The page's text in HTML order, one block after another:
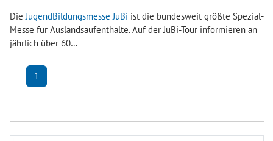
DieJugendBildungsmesse JuBi ist die bundesweit größte Spezial-
Messe für Auslandsaufenthalte. Auf der JuBi-Tour informieren an
jährlich über 60…
1